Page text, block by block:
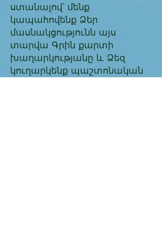
ստանալով՝ մենք
կապահովենք Ձեր
մասնակցությունն այս
տարվա Գրին քարտի
խաղարկությանը և Ձեզ
կուղարկենք պաշտոնական